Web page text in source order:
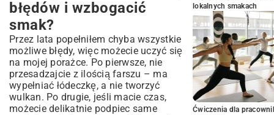
błędów i wzbogacić
smak?
Przez lata popełniłem chyba wszystkie
możliwe błędy, więc możecie uczyć się
na mojej porażce. Po pierwsze, nie
przesadzajcie z ilością farszu – ma
wypełniać łódeczkę, a nie tworzyć
wulkan. Po drugie, jeśli macie czas,
możecie delikatnie podpiec same
lokalnych smakach
Ćwiczenia dla